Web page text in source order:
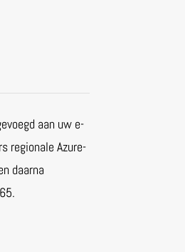
aan uw e-
regionale Azure-
daarna